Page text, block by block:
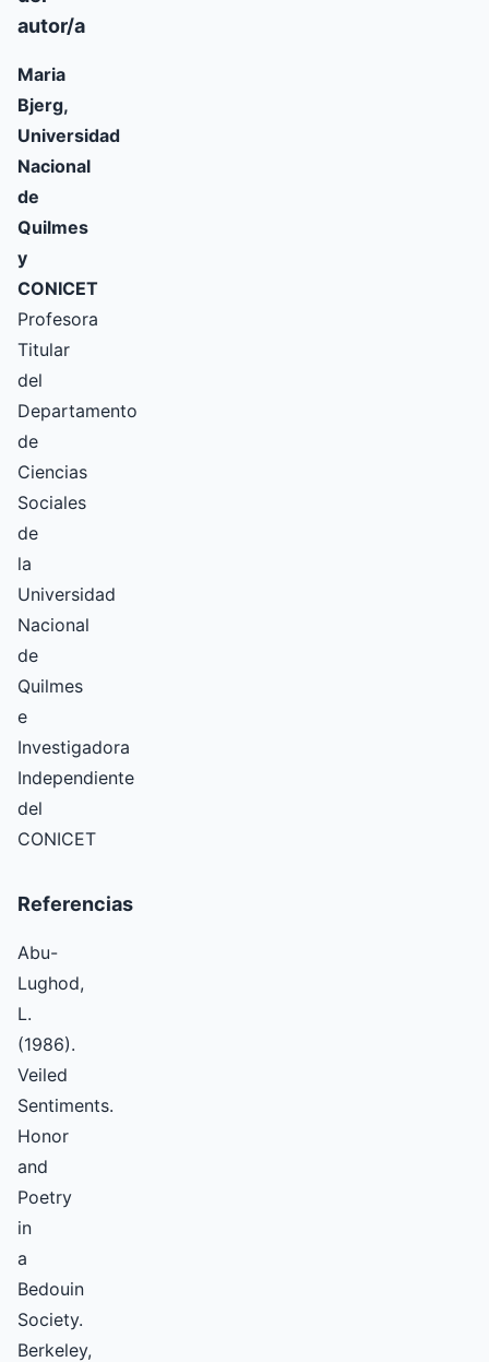
autor/a
Maria
Bjerg,
Universidad
Nacional
de
Quilmes
y
CONICET
Profesora
Titular
del
Departamento
de
Ciencias
Sociales
de
la
Universidad
Nacional
de
Quilmes
e
Investigadora
Independiente
del
CONICET
Referencias
Abu-
Lughod,
L.
(1986).
Veiled
Sentiments.
Honor
and
Poetry
in
a
Bedouin
Society.
Berkeley,